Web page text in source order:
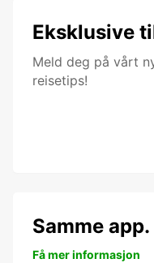
Eksklusive
Meld deg på vårt
reisetips!
Samme
Få mer informasjon